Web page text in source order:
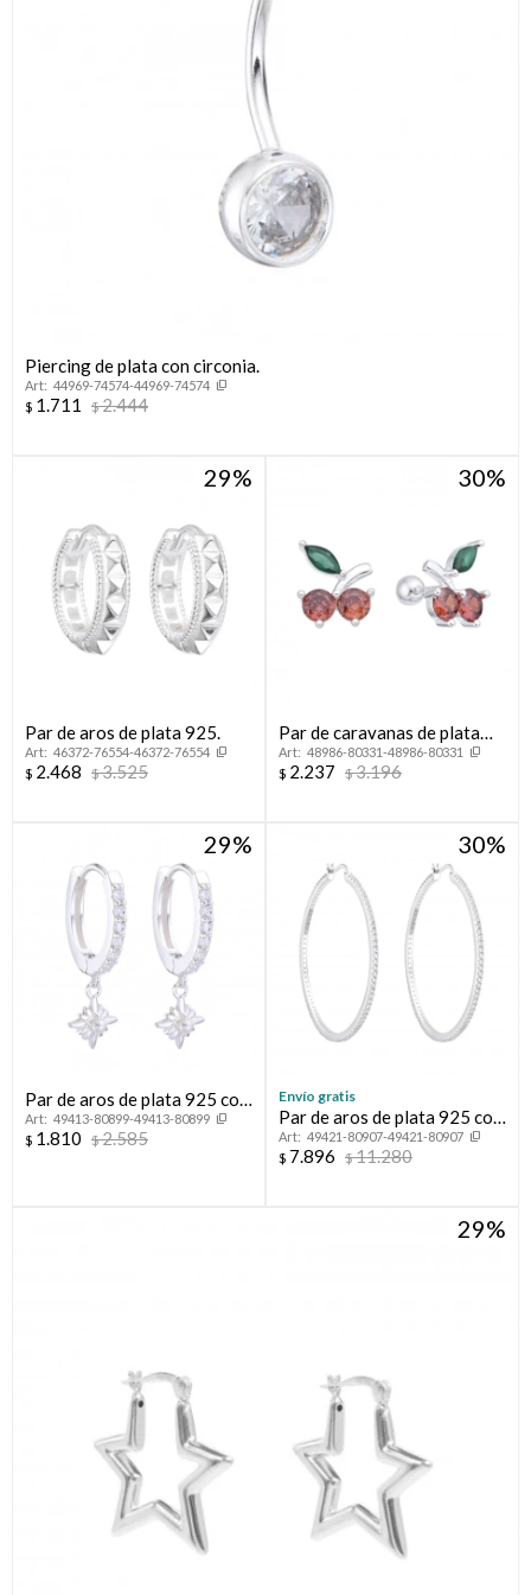
Piercing de plata con circonia.
44969-74574-44969-74574
$ 1.711 $2.444
29
Par de aros de plata 925.
46372-76554-46372-76554
$ 2.468 $3.525
30
Par de caravanas de plata
925 con circonias, CHERRY.
48986-80331-48986-80331
$ 2.237 $3.196
29
Par de aros de plata 925 con
circonias.
49413-80899-49413-80899
$ 1.810 $2.585
30
Envío gratis
Par de aros de plata 925 con
circonias.
49421-80907-49421-80907
$ 7.896 $11.280
29